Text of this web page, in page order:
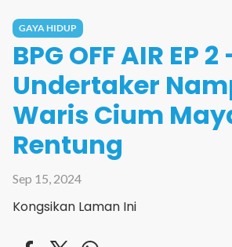
GAYA HIDUP
BPG OFF AIR EP
Undertaker
Waris Cium
Rentung
Sep 15, 2024
Kongsikan Laman Ini